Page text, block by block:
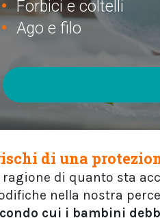
Forbici e coltelli
Ago e filo
di una
ragione di quanto sta
nella nostra
cui i bambini